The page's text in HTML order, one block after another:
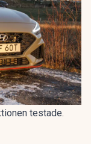
testade.